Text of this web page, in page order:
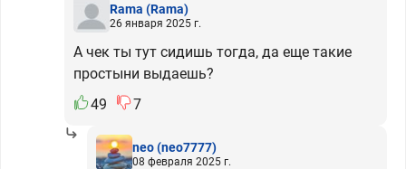
Rama (Rama)
26 января 2025 г.
А чек ты тут сидишь тогда, да еще такие
простыни выдаешь?
49
7
neo(neo7777)
08 февраля 2025 г.